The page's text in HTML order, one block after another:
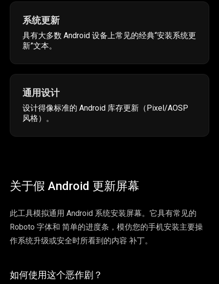
系统更新
具有大多数 Android 设备上常见的经典“安装系统更
新”文本。
通用设计
设计得像标准的 Android 库存更新（Pixel/AOSP
风格）。
关于假 Android 更新屏幕
此工具模拟通用 Android 系统安装屏幕。它具有常见的
Roboto 字体和 简单的进度条，模仿您的手机安装主要操
作系统升级或安全时所看到的内容 补丁。
如何使用这个恶作剧？